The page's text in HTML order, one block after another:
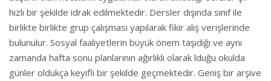
hızlı bir şekilde idrak edilmektedir. Dersler dışında sınıf ile
birlikte birlikte grup çalışması yapılarak fikir alış verişlerinde
bulunulur. Sosyal faaliyetlerin büyük önem taşıdığı ve aynı
zamanda hafta sonu planlarının ağırlıklı olarak lduğu okulda
günler oldukça keyifli bir şekilde geçmektedir. Geniş bir arşive